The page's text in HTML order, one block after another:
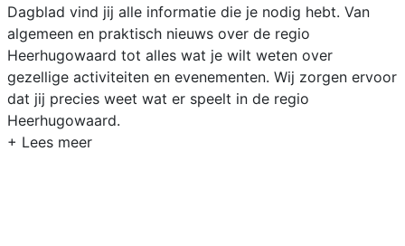
Dagblad vind jij alle informatie die je nodig hebt. Van
algemeen en praktisch nieuws over de regio
Heerhugowaard tot alles wat je wilt weten over
gezellige activiteiten en evenementen. Wij zorgen ervoor
dat jij precies weet wat er speelt in de regio
Heerhugowaard.